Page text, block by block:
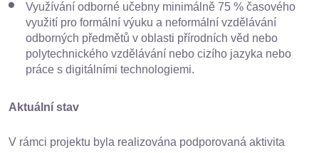
Využívání odborné učebny minimálně 75 % časového
využití pro formální výuku a neformální vzdělávání
odborných předmětů v oblasti přírodních věd nebo
polytechnického vzdělávání nebo cizího jazyka nebo
práce s digitálními technologiemi.
Aktuální stav
V rámci projektu byla realizována podporovaná aktivita